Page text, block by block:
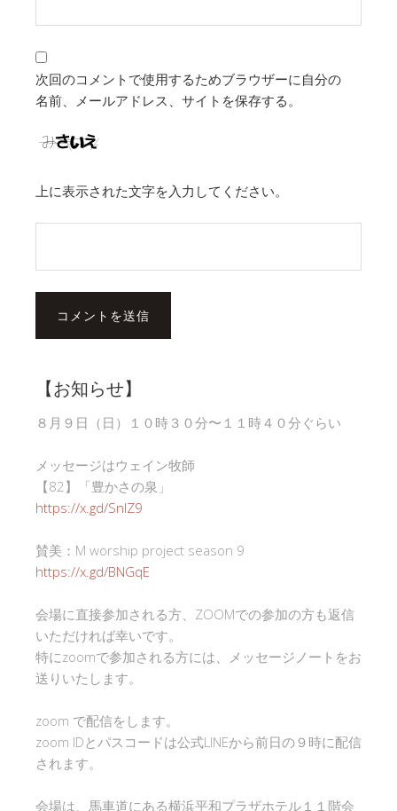
次回のコメントで使用するためブラウザーに自分の
名前、メールアドレス、サイトを保存する。
上に表示された文字を入力してください。
【お知らせ】
８月９日（日）１０時３０分〜１１時４０分ぐらい
メッセージはウェイン牧師
【82】「豊かさの泉」
https://x.gd/SnlZ9
賛美：M worship project season 9
https://x.gd/BNGqE
会場に直接参加される方、ZOOMでの参加の方も返信
いただければ幸いです。
特にzoomで参加される方には、メッセージノートをお
送りいたします。
zoom で配信をします。
zoom IDとパスコードは公式LINEから前日の９時に配信
されます。
会場は、馬車道にある横浜平和プラザホテル１１階会